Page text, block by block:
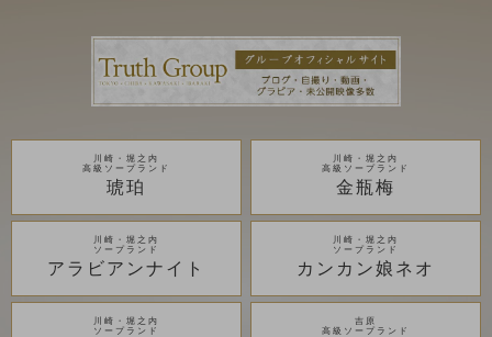
川崎・堀之内
高級ソープランド
琥珀
川崎・堀之内
高級ソープランド
金瓶梅
川崎・堀之内
ソープランド
アラビアンナイト
川崎・堀之内
ソープランド
カンカン娘ネオ
川崎・堀之内
ソープランド
吉原
高級ソープランド